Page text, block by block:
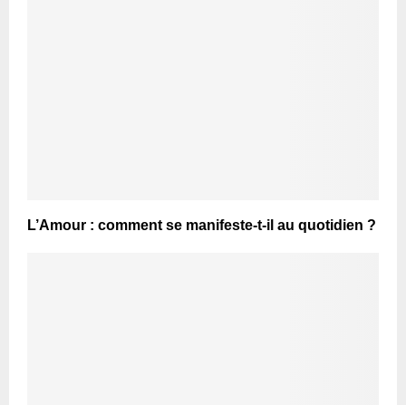
L’Amour : comment se manifeste-t-il au quotidien ?